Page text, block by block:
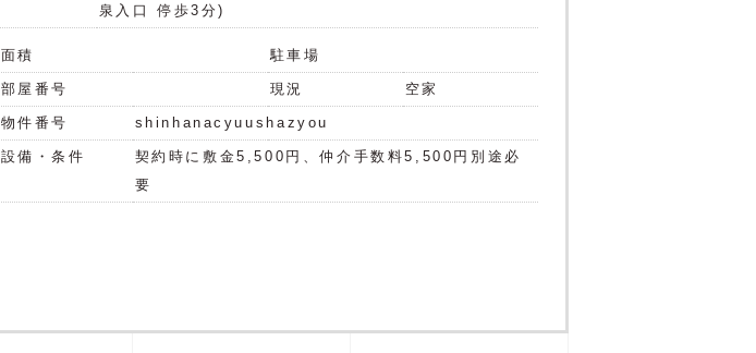
泉入口 停歩3分)
面積 駐車場
部屋番号 現況 空家
物件番号 shinhanacyuushazyou
設備・条件
契約時に敷金5,500円、仲介手数料5,500円別途必
要